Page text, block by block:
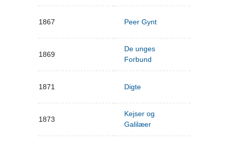
1867 Peer Gynt
1869
De unges
Forbund
1871 Digte
1873
Kejser og
Galilæer